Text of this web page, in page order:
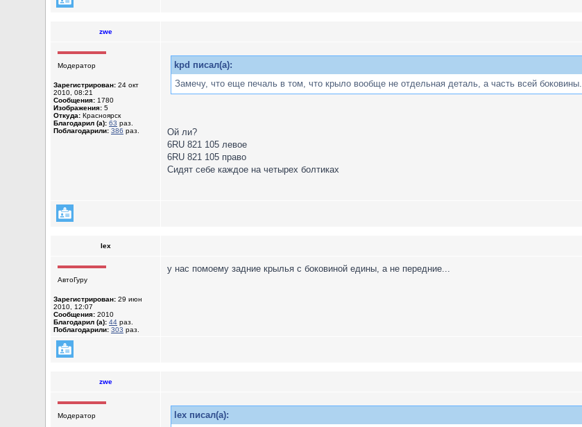
zwe
Модератор
Зарегистрирован: 24 окт
2010, 08:21
Сообщения: 1780
Изображения: 5
Откуда: Красноярск
Благодарил (а): 63 раз.
Поблагодарили: 386 раз.
kpd писал(а):
Замечу, что еще печаль в том, что крыло вообще не отдельная деталь, а часть всей боковины.
Ой ли?
6RU 821 105 левое
6RU 821 105 право
Сидят себе каждое на четырех болтиках
lex
АвтоГуру
Зарегистрирован: 29 июн
2010, 12:07
Сообщения: 2010
Благодарил (а): 44 раз.
Поблагодарили: 303 раз.
у нас помоему задние крылья с боковиной едины, а не передние...
zwe
Модератор
lex писал(а):